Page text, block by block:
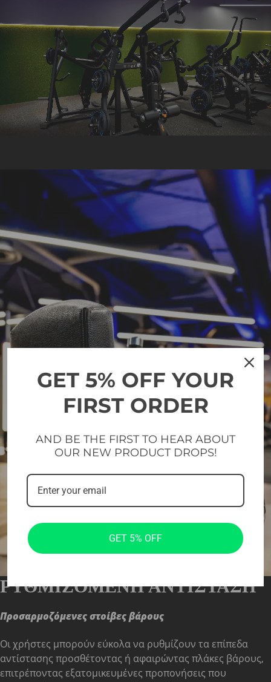
ΡΥΘΜΙΖΌΜΕΝΗ ΑΝΤΊΣΤΑΣΗ
Προσαρμοζόμενες στοίβες βάρους
Οι χρήστες μπορούν εύκολα να ρυθμίζουν τα επίπεδα
αντίστασης προσθέτοντας ή αφαιρώντας πλάκες βάρους,
επιτρέποντας εξατομικευμένες προπονήσεις που
GET 5% OFF YOUR
FIRST ORDER
AND BE THE FIRST TO HEAR ABOUT
OUR NEW PRODUCT DROPS!
GET 5% OFF